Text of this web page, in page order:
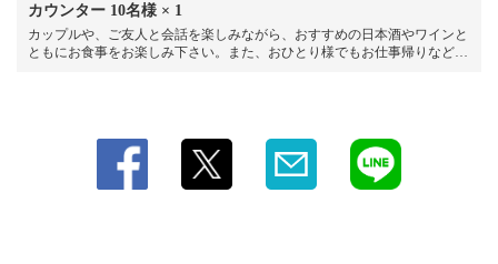
カウンター 10名様 × 1
カップルや、ご友人と会話を楽しみながら、おすすめの日本酒やワインと
ともにお食事をお楽しみ下さい。また、おひとり様でもお仕事帰りなど気